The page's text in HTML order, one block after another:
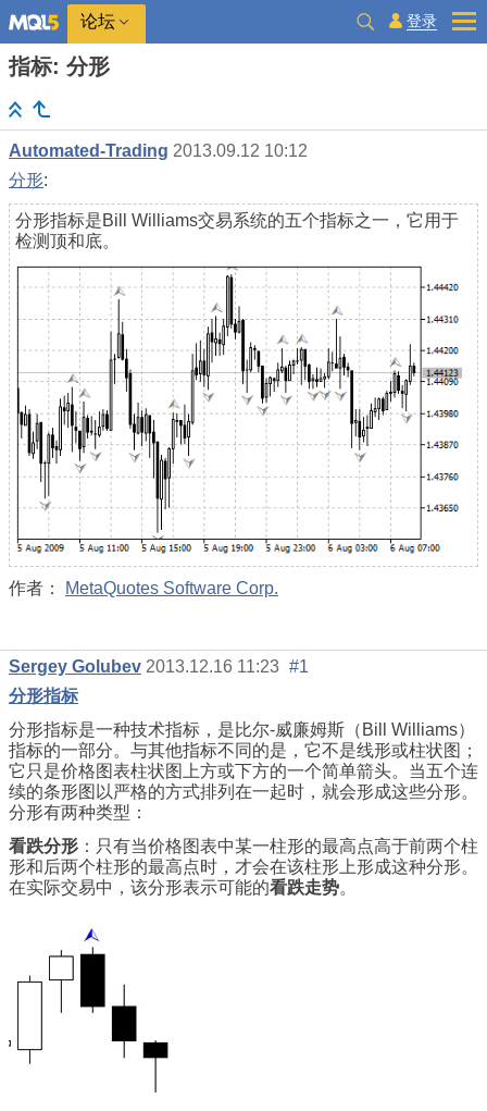
论坛 登录
指标: 分形
Automated-Trading 2013.09.12 10:12
分形:
分形指标是Bill Williams交易系统的五个指标之一，它用于
检测顶和底。
作者： MetaQuotes Software Corp.
Sergey Golubev 2013.12.16 11:23 #1
分形指标
分形指标是一种技术指标，是比尔-威廉姆斯（Bill Williams）
指标的一部分。与其他指标不同的是，它不是线形或柱状图；
它只是价格图表柱状图上方或下方的一个简单箭头。当五个连
续的条形图以严格的方式排列在一起时，就会形成这些分形。
分形有两种类型：
看跌分形 ：只有当价格图表中某一柱形的最高点高于前两个柱
形和后两个柱形的最高点时，才会在该柱形上形成这种分形。
在实际交易中，该分形表示可能的看跌走势。